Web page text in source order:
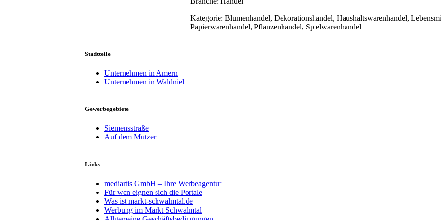
Kategorie: Blumenhandel, Dekorationshandel, Haushaltswarenhandel,
Papierwarenhandel, Pflanzenhandel, Spielwarenhandel
Stadtteile
Unternehmen in Amern
Unternehmen in Waldniel
Gewerbegebiete
Siemensstraße
Auf dem Mutzer
Links
mediartis GmbH – Ihre Werbeagentur
Für wen eignen sich die Portale
Was ist markt-schwalmtal.de
Werbung im Markt Schwalmtal